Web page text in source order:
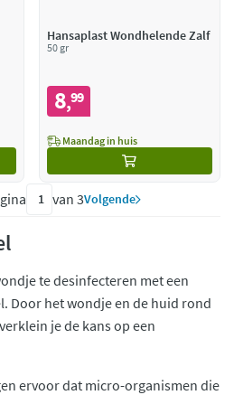
Hansaplast Wondhelende Zalf
50 gr
8,99
Maandag in huis
van 3Volgende
te desinfecteren met een
Door het wondje en de huid rond
je de kans op een
ervoor dat micro-organismen die